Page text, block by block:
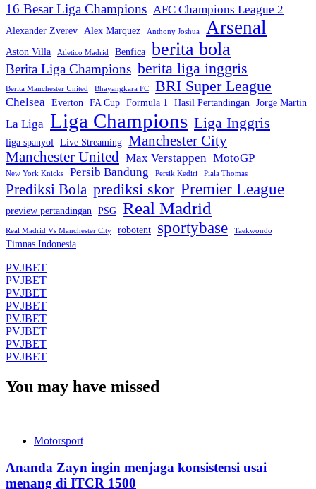
16 Besar Liga Champions AFC Champions League 2
Alexander Zverev Alex Marquez Anthony Joshua Arsenal
Aston Villa Atletico Madrid Benfica berita bola
Berita Liga Champions berita liga inggris
Berita Manchester United Bhayangkara FC BRI Super League
Chelsea Everton FA Cup Formula 1 Hasil Pertandingan Jorge Martin
La Liga Liga Champions Liga Inggris
liga spanyol Live Streaming Manchester City
Manchester United
Max Verstappen MotoGP
New York Knicks Persib Bandung Persik Kediri Piala Thomas
Prediksi Bola prediksi skor Premier League
preview pertandingan PSG Real Madrid
Real Madrid Vs Manchester City robotent sportybase Taekwondo
Timnas Indonesia
PVJBET
PVJBET
PVJBET
PVJBET
PVJBET
PVJBET
PVJBET
PVJBET
You may have missed
Motorsport
Ananda Zayn ingin menjaga konsistensi usai
menang di ITCR 1500